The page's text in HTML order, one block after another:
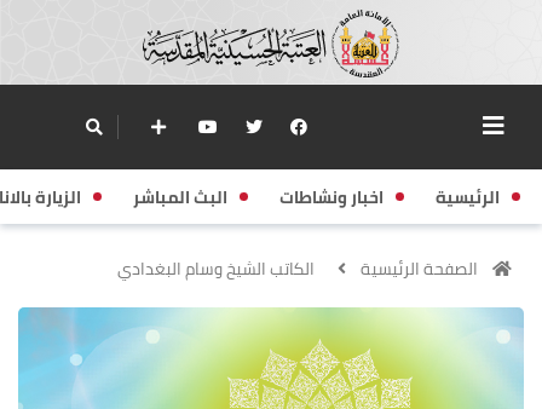
الرئيسية اخبار ونشاطات البث المباشر الزيارة
الصفحة الرئيسية الكاتب الشيخ وسام البغدادي